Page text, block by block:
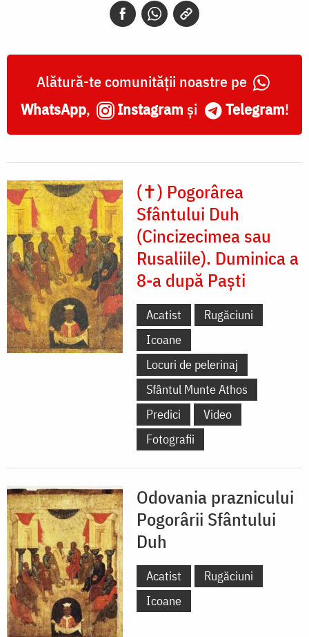
Alătură-te comunității noastre pe
WhatsApp, Instagram și Telegram!
(✝) Pogorârea
Sfântului Duh
(Cincizecimea sau
Rusaliile). Duminica a
8-a după Paști
Acatist
Rugăciuni
Icoane
Locuri de pelerinaj
Sfântul Munte Athos
Predici
Video
Fotografii
Odovania praznicului
Pogorârii Sfântului
Duh
Acatist
Rugăciuni
Icoane